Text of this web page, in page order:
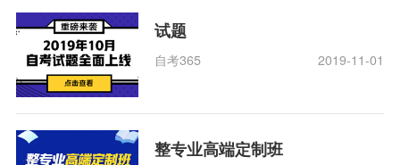
试题
自考365 2019-11-01
整专业高端定制班